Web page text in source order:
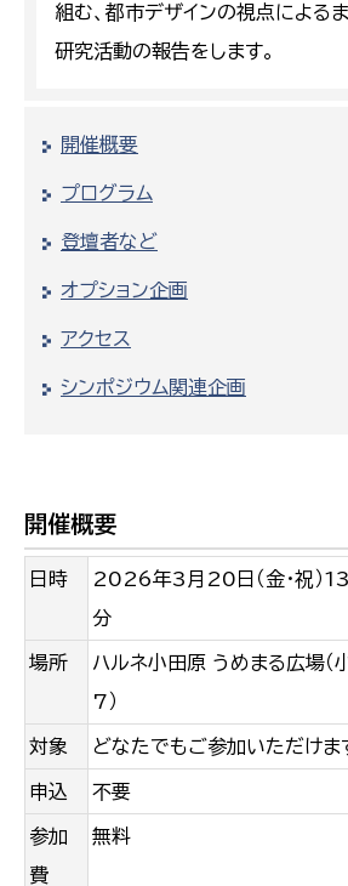
組む、都市デザインの視点による
研究活動の報告をします。
開催概要
プログラム
登壇者など
オプション企画
アクセス
シンポジウム関連企画
開催概要
日時
2026年3月20日（金・祝）
分
場所
ハルネ小田原 うめまる広場
7）
対象 どなたでもご参加いただけま
申込 不要
参加
費
無料